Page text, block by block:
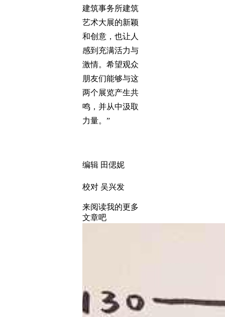
建筑事务所建筑
艺术大展的新颖
和创意，也让人
感到充满活力与
激情。希望观众
朋友们能够与这
两个展览产生共
鸣，并从中汲取
力量。”
编辑 田偲妮
校对 吴兴发
来阅读我的更多
文章吧